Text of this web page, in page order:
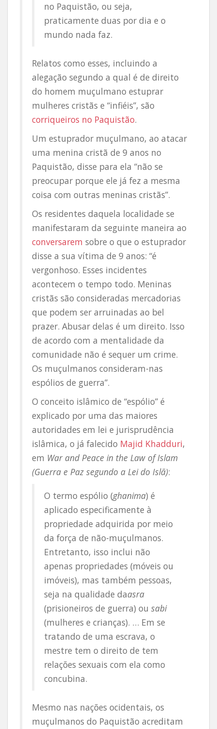
no Paquistão, ou seja,
praticamente duas por dia e o
mundo nada faz.
Relatos como esses, incluindo a
alegação segundo a qual é de direito
do homem muçulmano estuprar
mulheres cristãs e “infiéis”, são
corriqueiros no Paquistão.
Um estuprador muçulmano, ao atacar
uma menina cristã de 9 anos no
Paquistão, disse para ela “não se
preocupar porque ele já fez a mesma
coisa com outras meninas cristãs”.
Os residentes daquela localidade se
manifestaram da seguinte maneira ao
conversarem sobre o que o estuprador
disse a sua vítima de 9 anos: “é
vergonhoso. Esses incidentes
acontecem o tempo todo. Meninas
cristãs são consideradas mercadorias
que podem ser arruinadas ao bel
prazer. Abusar delas é um direito. Isso
de acordo com a mentalidade da
comunidade não é sequer um crime.
Os muçulmanos consideram-nas
espólios de guerra”.
O conceito islâmico de “espólio” é
explicado por uma das maiores
autoridades em lei e jurisprudência
islâmica, o já falecido Majid Khadduri,
em War and Peace in the Law of Islam
(Guerra e Paz segundo a Lei do Islã):
O termo espólio (ghanima) é
aplicado especificamente à
propriedade adquirida por meio
da força de não-muçulmanos.
Entretanto, isso inclui não
apenas propriedades (móveis ou
imóveis), mas também pessoas,
seja na qualidade daasra
(prisioneiros de guerra) ou sabi
(mulheres e crianças). … Em se
tratando de uma escrava, o
mestre tem o direito de tem
relações sexuais com ela como
concubina.
Mesmo nas nações ocidentais, os
muçulmanos do Paquistão acreditam